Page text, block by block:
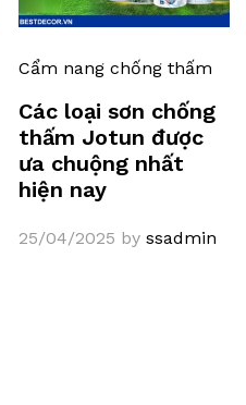
Cẩm nang chống thấm
Các loại sơn chống
thấm Jotun được
ưa chuộng nhất
hiện nay
25/04/2025 by ssadmin